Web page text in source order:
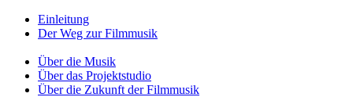
Einleitung
Der Weg zur Filmmusik
Über die Musik
Über das Projektstudio
Über die Zukunft der Filmmusik